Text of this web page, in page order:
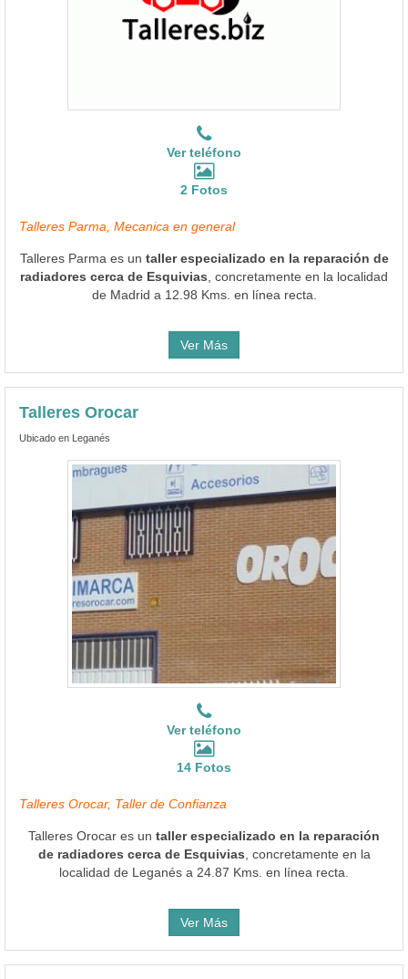
Ver teléfono
2 Fotos
Talleres Parma, Mecanica en general
Talleres Parma es un taller especializado en la reparación de
radiadores cerca de Esquivias , concretamente en la localidad
de Madrid a 12.98 Kms. en línea recta.
Ver Más
Talleres Orocar
Ubicado en Leganés
Ver teléfono
14 Fotos
Talleres Orocar, Taller de Confianza
Talleres Orocar es un taller especializado en la reparación
de radiadores cerca de Esquivias , concretamente en la
localidad de Leganés a 24.87 Kms. en línea recta.
Ver Más